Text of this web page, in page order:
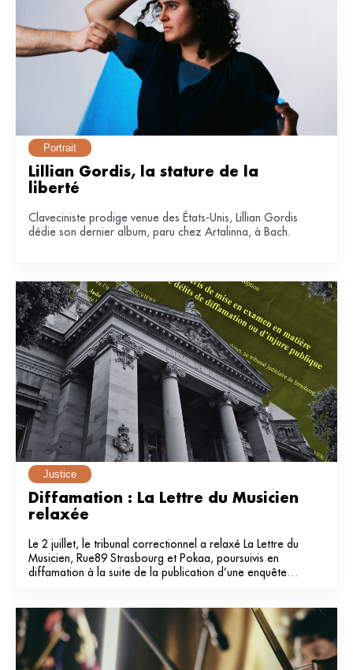
Portrait
Lillian Gordis, la stature de la
liberté
Claveciniste prodige venue des États-Unis, Lillian Gordis
dédie son dernier album, paru chez Artalinna, à Bach.
Justice
Diffamation : La Lettre du Musicien
relaxée
Le 2 juillet, le tribunal correctionnel a relaxé La Lettre du
Musicien, Rue89 Strasbourg et Pokaa, poursuivis en
diffamation à la suite de la publication d’une enquête